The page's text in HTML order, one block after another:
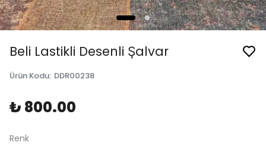
Beli Lastikli Desenli Şalvar
Ürün Kodu: DDR00238
₺ 800.00
Renk